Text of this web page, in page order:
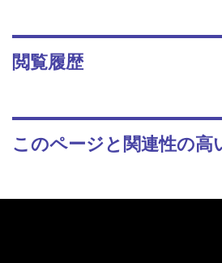
閲覧履歴
このページと関連性の高